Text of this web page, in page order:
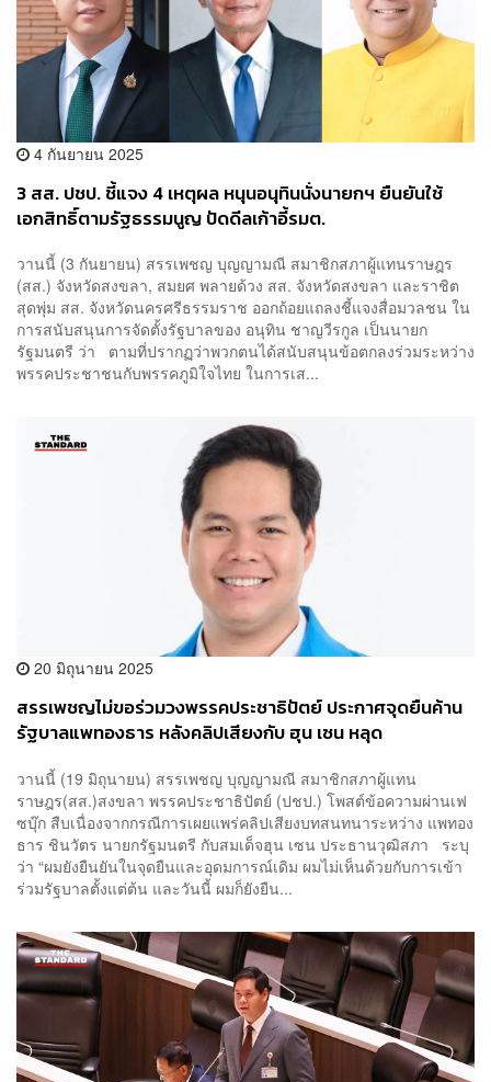
4 กันยายน 2025
3 สส. ปชป. ชี้แจง 4 เหตุผล​ หนุนอนุทินนั่งนายกฯ ยืนยัน​ใช้
เอกสิทธิ์​ตามรัฐธรรมนูญ ปัดดีลเก้าอี้รมต.​
วานนี้ (3 กันยายน) สรรเพชญ บุญญามณี สมาชิกสภาผู้แทนราษฎร
(สส.) จังหวัดสงขลา​, สมยศ พลายด้วง สส. จังหวัดสงขลา และราชิต
สุดพุ่ม สส. จังหวัดนครศรีธรรมราช​ ออกถ้อยแถลงชี้แจงสื่อมวลชน​ ใน
การสนับสนุนการจัดตั้งรัฐบาลของ อนุทิน ชาญวีรกูล​ เป็นนายก
รัฐมนตรี​ ว่า ตามที่ปรากฏว่าพวกตนได้สนับสนุนข้อตกลงร่วมระหว่าง
พรรคประชาชนกับพรรคภูมิใจไทย​ ในการเส...
20 มิถุนายน 2025
สรรเพชญไม่ขอร่วมวงพรรคประชาธิปัตย์ ประกาศจุดยืนค้าน
รัฐบาลแพทองธาร หลังคลิปเสียงกับ ฮุน เซน หลุด
วานนี้ (19 มิถุนายน) สรรเพชญ บุญญามณี สมาชิกสภาผู้แทน
ราษฎร(สส.)สงขลา พรรคประชาธิปัตย์ (ปชป.) โพสต์ข้อความผ่านเฟ
ซบุ๊ก สืบเนื่องจากกรณีการเผยแพร่คลิปเสียงบทสนทนาระหว่าง แพทอง
ธาร ชินวัตร นายกรัฐมนตรี กับสมเด็จฮุน เซน ประธานวุฒิสภา ระบุ
ว่า “ผมยังยืนยันในจุดยืนและอุดมการณ์เดิม ผมไม่เห็นด้วยกับการเข้า
ร่วมรัฐบาลตั้งแต่ต้น และวันนี้ ผมก็ยังยืน...